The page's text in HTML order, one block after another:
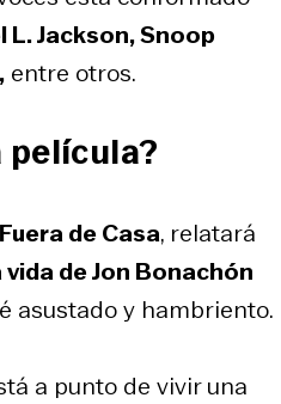
Jackson, Snoop
entre otros.
película?
de Casa, relatará
de Jon Bonachón
asustado y hambriento.
a punto de vivir una